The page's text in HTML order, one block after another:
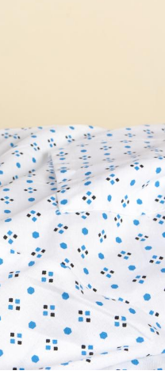
se passe-
de la
GLP-1
les os
: ce qui
prise en